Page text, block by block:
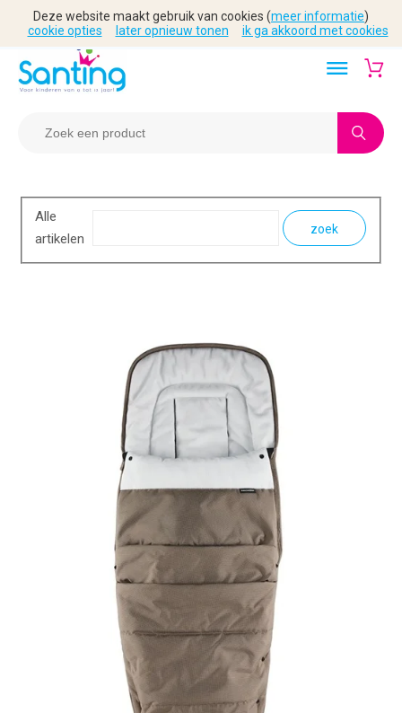
Alle
artikelen
zoek
Deze website maakt gebruik van cookies (meer informatie)
cookie opties
later opnieuw tonen ik ga akkoord met cookies